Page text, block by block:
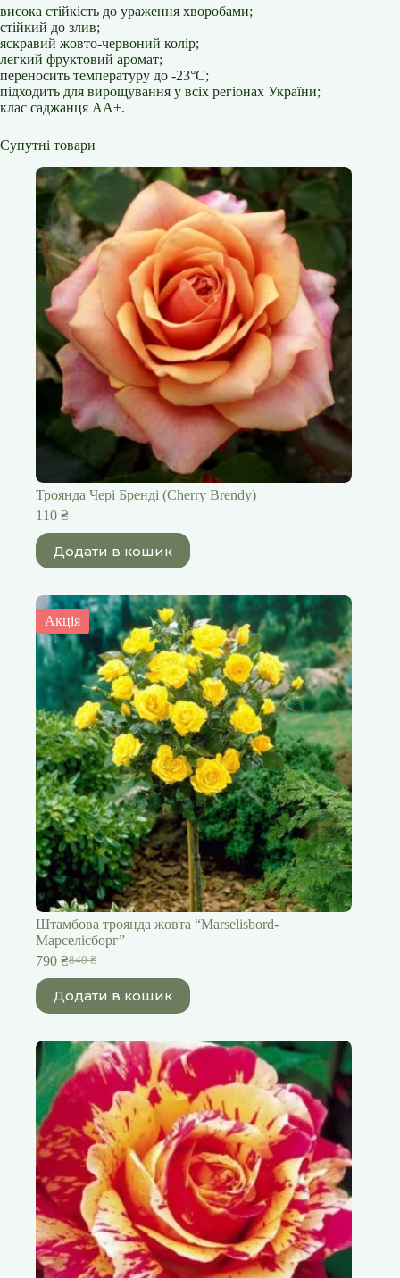
висока стійкість до ураження хворобами;
стійкий до злив;
яскравий жовто-червоний колір;
легкий фруктовий аромат;
переносить температуру до -23°С;
підходить для вирощування у всіх регіонах України;
клас саджанця АА+.
Супутні товари
Троянда Чері Бренді (Cherry Brendy)
110 ₴
Додати в кошик
Акція
Штамбова троянда жовта “Marselisbord-
Марселісборг”
840₴
Оригінальна
ціна:
840 ₴.
790 ₴Поточна
ціна:
790 ₴.
Додати в кошик